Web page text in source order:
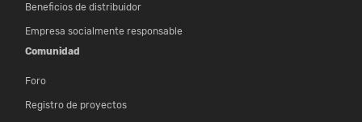
Beneficios de distribuidor
Empresa socialmente responsable
Comunidad
Foro
Registro de proyectos